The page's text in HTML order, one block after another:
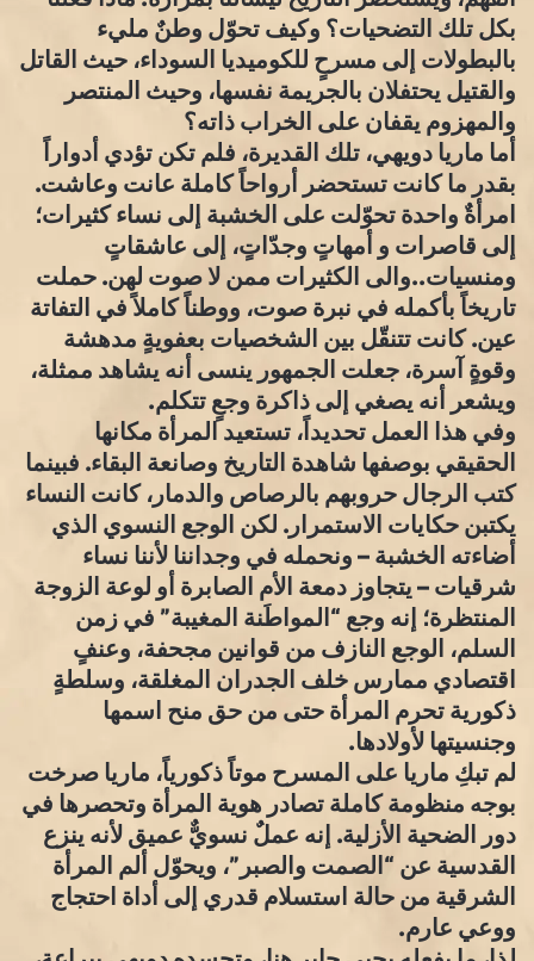
بكل تلك التضحيات؟ وكيف تحوّل وطنٌ مليء
بالبطولات إلى مسرحٍ للكوميديا السوداء، حيث القاتل
والقتيل يحتفلان بالجريمة نفسها، وحيث المنتصر
والمهزوم يقفان على الخراب ذاته؟
أما ماريا دويهي، تلك القديرة، فلم تكن تؤدي أدواراً
بقدر ما كانت تستحضر أرواحاً كاملة عانت وعاشت.
امرأةٌ واحدة تحوّلت على الخشبة إلى نساء كثيرات؛
إلى قاصرات و أمهاتٍ وجدّاتٍ، إلى عاشقاتٍ
ومنسيات..والى الكثيرات ممن لا صوت لهن. حملت
تاريخاً بأكمله في نبرة صوت، ووطناً كاملاً في التفاتة
عين. كانت تتنقّل بين الشخصيات بعفويةٍ مدهشة
وقوةٍ آسرة، جعلت الجمهور ينسى أنه يشاهد ممثلة،
ويشعر أنه يصغي إلى ذاكرة وجعٍ تتكلم.
وفي هذا العمل تحديداً، تستعيد المرأة مكانها
الحقيقي بوصفها شاهدة التاريخ وصانعة البقاء. فبينما
كتب الرجال حروبهم بالرصاص والدمار، كانت النساء
يكتبن حكايات الاستمرار. لكن الوجع النسوي الذي
أضاءته الخشبة – ونحمله في وجداننا لأننا نساء
شرقيات – يتجاوز دمعة الأم الصابرة أو لوعة الزوجة
المنتظرة؛ إنه وجع “المواطَنة المغيبة” في زمن
السلم، الوجع النازف من قوانين مجحفة، وعنفٍ
اقتصادي ممارس خلف الجدران المغلقة، وسلطةٍ
ذكورية تحرم المرأة حتى من حق منح اسمها
وجنسيتها لأولادها.
لم تبكِ ماريا على المسرح موتاً ذكورياً، ماريا صرخت
بوجه منظومة كاملة تصادر هوية المرأة وتحصرها في
دور الضحية الأزلية. إنه عملٌ نسويٌّ عميق لأنه ينزع
القدسية عن “الصمت والصبر”، ويحوّل ألم المرأة
الشرقية من حالة استسلام قدري إلى أداة احتجاج
ووعي عارم.